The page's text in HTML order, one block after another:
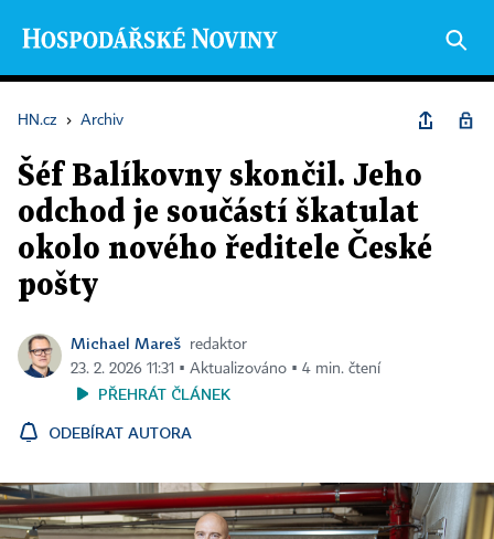
HN.cz › Archiv
Šéf Balíkovny skončil. Jeho
odchod je součástí škatulat
okolo nového ředitele České
pošty
Michael Mareš
redaktor
23. 2. 2026 11:31 ▪ Aktualizováno ▪ 4 min. čtení
PŘEHRÁT ČLÁNEK
ODEBÍRAT AUTORA